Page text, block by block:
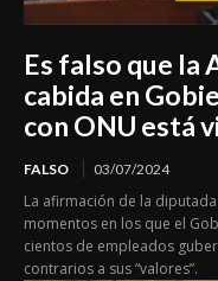
Es falso que la
cabida en
con ONU está
FALSO 03/07/2024
La afirmación de la
momentos en los que el
cientos de empleados
contrarios a sus “valores”.